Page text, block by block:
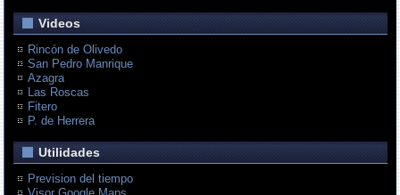
Videos
Rincón de Olivedo
San Pedro Manrique
Azagra
Las Roscas
Fitero
P. de Herrera
Utilidades
Prevision del tiempo